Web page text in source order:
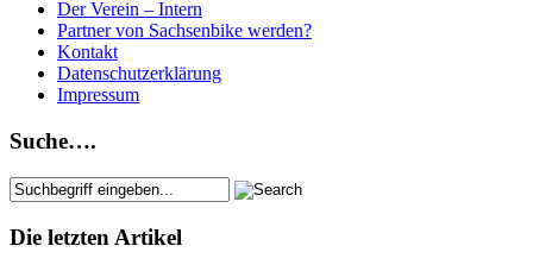
Der Verein – Intern
Partner von Sachsenbike werden?
Kontakt
Datenschutzerklärung
Impressum
Suche….
Die letzten Artikel